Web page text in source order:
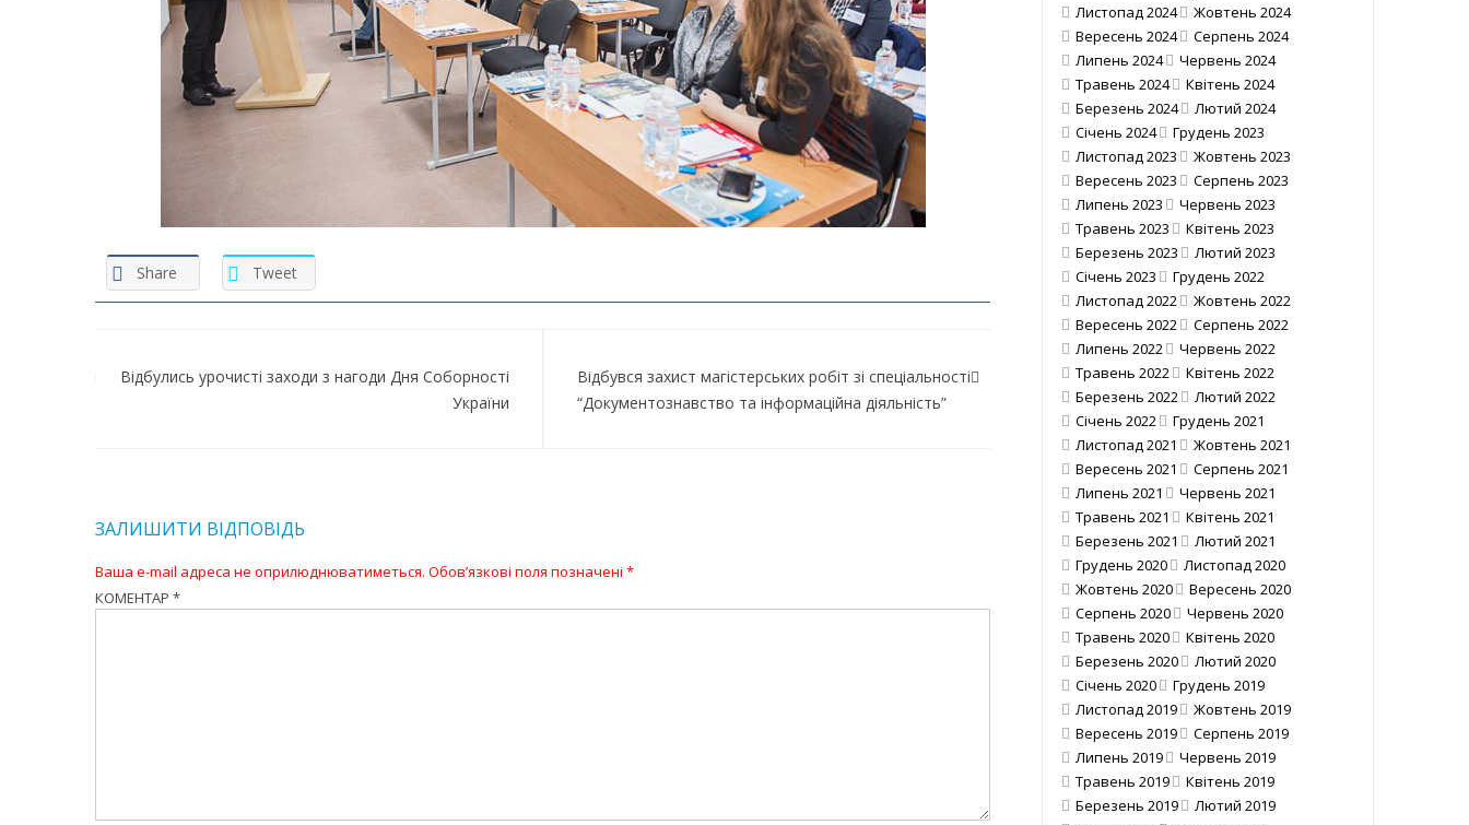
Share Tweet
записів
Відбулись урочисті заходи з нагоди Дня Соборності
України
Відбувся захист магістерських робіт зі спеціальності
“Документознавство та інформаційна діяльність”
ЗАЛИШИТИ ВІДПОВІДЬ
Ваша e-mail адреса не оприлюднюватиметься. Обов’язкові поля позначені *
КОМЕНТАР *
Листопад 2024
Жовтень 2024
Вересень 2024
Серпень 2024
Липень 2024
Червень 2024
Травень 2024
Квітень 2024
Березень 2024
Лютий 2024
Січень 2024
Грудень 2023
Листопад 2023
Жовтень 2023
Вересень 2023
Серпень 2023
Липень 2023
Червень 2023
Травень 2023
Квітень 2023
Березень 2023
Лютий 2023
Січень 2023
Грудень 2022
Листопад 2022
Жовтень 2022
Вересень 2022
Серпень 2022
Липень 2022
Червень 2022
Травень 2022
Квітень 2022
Березень 2022
Лютий 2022
Січень 2022
Грудень 2021
Листопад 2021
Жовтень 2021
Вересень 2021
Серпень 2021
Липень 2021
Червень 2021
Травень 2021
Квітень 2021
Березень 2021
Лютий 2021
Грудень 2020
Листопад 2020
Жовтень 2020
Вересень 2020
Серпень 2020
Червень 2020
Травень 2020
Квітень 2020
Березень 2020
Лютий 2020
Січень 2020
Грудень 2019
Листопад 2019
Жовтень 2019
Вересень 2019
Серпень 2019
Липень 2019
Червень 2019
Травень 2019
Квітень 2019
Березень 2019
Лютий 2019